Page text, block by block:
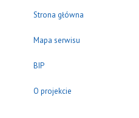
Strona główna
Mapa serwisu
BIP
O projekcie